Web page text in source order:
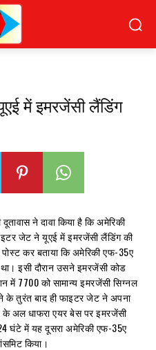
में इमरजेंसी लैंडिंग
ने दावा किया है कि अमेरिकी
जेट ने यूएई में इमरजेंसी लैंडिंग की
कर बताया कि अमेरिकी एफ-35ए
इसी दौरान उसने इमरजेंसी कोड
में 7700 को सामान्य इमरजेंसी सिग्नल
के तुरंत बाद ही फाइटर जेट ने अपना
अल धाफरा एयर बेस पर इमरजेंसी
घंटे में यह दूसरा अमेरिकी एफ-35ए
किया।